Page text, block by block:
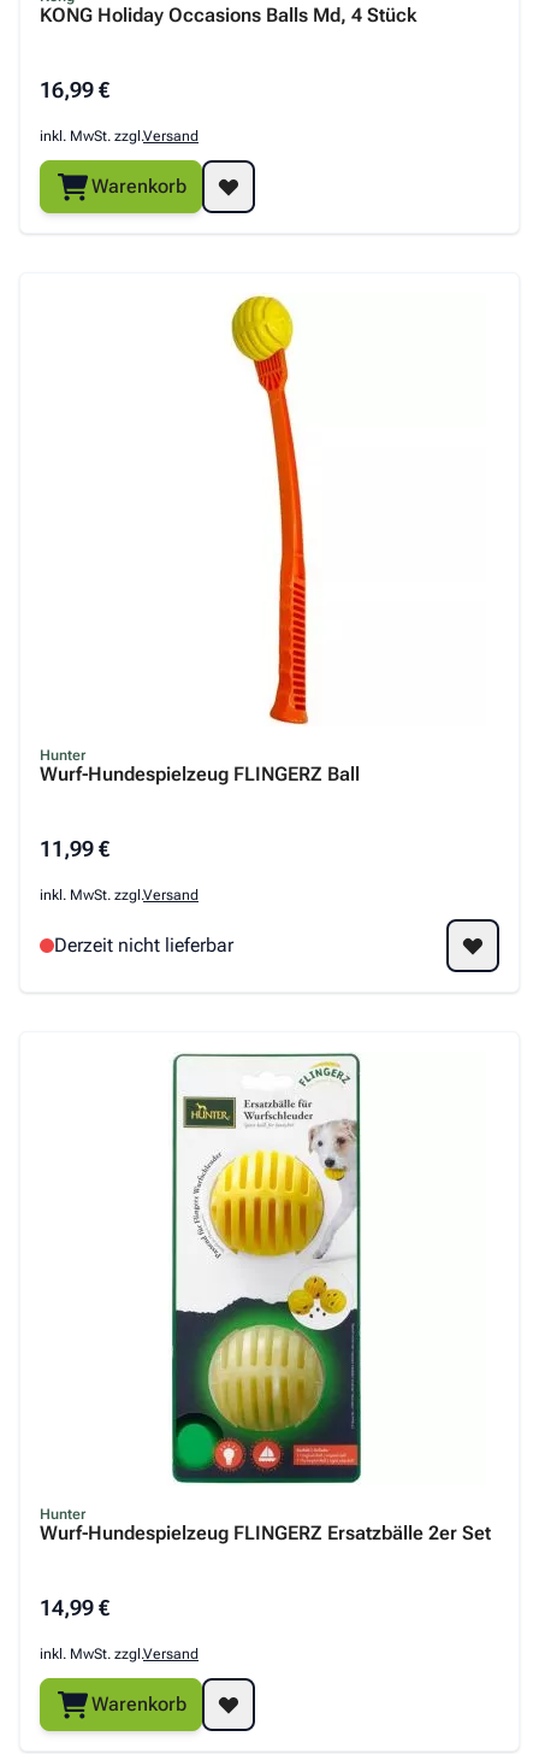
KONG Holiday Occasions Balls Md, 4 Stück
16,99 €
inkl. MwSt. zzgl.Versand
Warenkorb
Hunter
Wurf-Hundespielzeug FLINGERZ Ball
11,99 €
inkl. MwSt. zzgl.Versand
Derzeit nicht lieferbar
Hunter
Wurf-Hundespielzeug FLINGERZ Ersatzbälle 2er Set
14,99 €
inkl. MwSt. zzgl.Versand
Warenkorb